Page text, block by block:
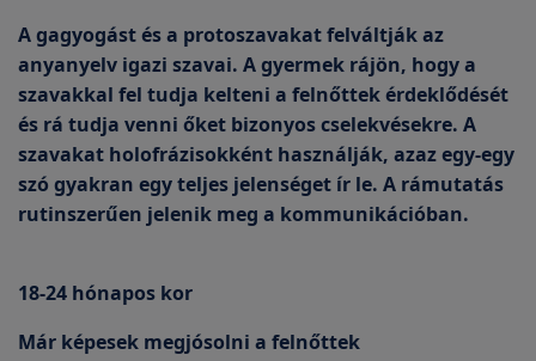
A gagyogást és a protoszavakat felváltják az
anyanyelv igazi szavai. A gyermek rájön, hogy a
szavakkal fel tudja kelteni a felnőttek érdeklődését
és rá tudja venni őket bizonyos cselekvésekre. A
szavakat holofrázisokként használják, azaz egy-egy
szó gyakran egy teljes jelenséget ír le. A rámutatás
rutinszerűen jelenik meg a kommunikációban.
18-24 hónapos kor
Már képesek megjósolni a felnőttek